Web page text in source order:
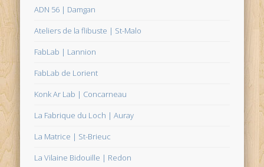
ADN 56 | Damgan
Ateliers de la flibuste | St-Malo
FabLab | Lannion
FabLab de Lorient
Konk Ar Lab | Concarneau
La Fabrique du Loch | Auray
La Matrice | St-Brieuc
La Vilaine Bidouille | Redon